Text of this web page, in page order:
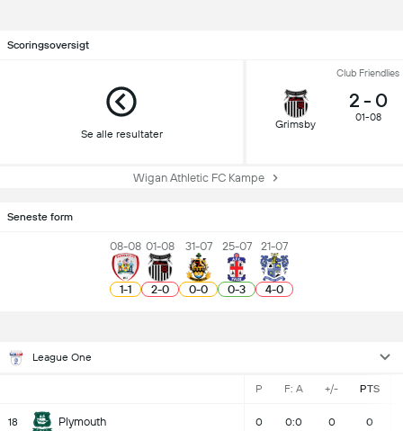
Scoringsoversigt
Se alle resultater
Club Friendlies
Grimsby
2 - 0
01-08
Wigan Athletic FC Kampe
Seneste form
08-08
1-1
01-08
2-0
31-07
0-0
25-07
0-3
21-07
4-0
League One
P F: A +/- PTS
18 Plymouth 0 0:0 0 0